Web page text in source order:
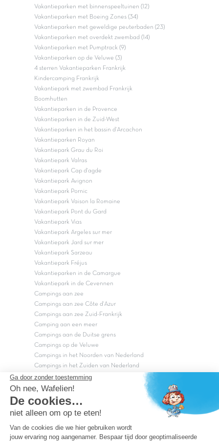
Vakantieparken met binnenspeeltuinen (12)
Vakantieparken met Boeing Zones (34)
Vakantieparken met geweldige peuterbaden (23)
Vakantieparken met overdekt zwembad (14)
Vakantieparken met Pumptrack (9)
Vakantieparken op de Veluwe (3)
4 sterren Vakantieparken Frankrijk
Kindercamping Frankrijk
Vakantiepark met zwembad Frankrijk
Boomhutten
Vakantieparken in de Provence
Vakantieparken in de Zuid-West
Vakantieparken in het bassin d'Arcachon
Vakantieparken Royan
Vakantiepark Grau du Roi
Vakantiepark Valras
Vakantiepark Cap d'agde
Vakantiepark Avignon
Vakantiepark Pornic
Vakantiepark Vaison la Romaine
Vakantiepark Pont du Gard
Vakantiepark Vias
Vakantiepark Argeles sur mer
Vakantiepark Jard sur mer
Vakantiepark Sarzeau
Vakantiepark Fréjus
Vakantieparken in de Camargue
Vakantiepark in de Cevennen
Campings aan zee
Campings aan zee Côte d'Azur
Campings aan zee Zuid-Frankrijk
Camping aan een meer
Campings aan de Duitse grens
Campings op de Veluwe
Campings in het Noorden van Nederland
Campings in het Zuiden van Nederland
Copyright Capfun 2026 ©
Bij Capfun solliciteren
Veelgestelde vragen
Dutchbox Vakantiepark
Superdeals
Capfun in de media